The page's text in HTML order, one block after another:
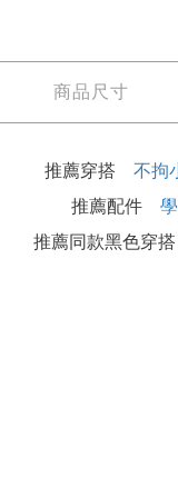
商品尺寸
推薦穿搭 不拘
推薦配件
推薦同款黑色穿